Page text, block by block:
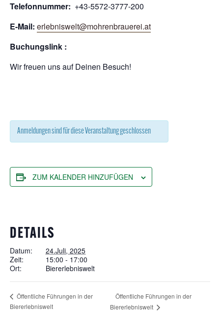
Telefonnummer: +43-5572-3777-200
E-Mail: erlebniswelt@mohrenbrauerei.at
Buchungslink :
Wir freuen uns auf Deinen Besuch!
Anmeldungen sind für diese Veranstaltung geschlossen
ZUM KALENDER HINZUFÜGEN
DETAILS
Datum:
24.Juli, 2025
Zeit:
15:00 - 17:00
Ort:
Biererlebniswelt
Öffentliche Führungen in der
Biererlebniswelt
Öffentliche Führungen in der
Biererlebniswelt